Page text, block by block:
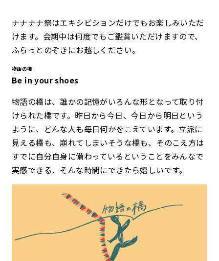
ナナナナ祭はエキシビションだけでもお楽しみいただ
けます。会期中は何度でもご鑑賞いただけますので、
ふらっとのぞきにお越しください。
物語の橋
Be in your shoes
物語の橋は、誰かの記憶がいろんな形となって取り付
けられた橋です。昨日から今日、今日から明日という
ように、どんな人も毎日何かをこえています。立派に
見える橋も、崩れてしまいそうな橋も、そのこえ方は
すでに自分自身に備わっているということをみんなで
実感できる、そんな時間にできたら嬉しいです。